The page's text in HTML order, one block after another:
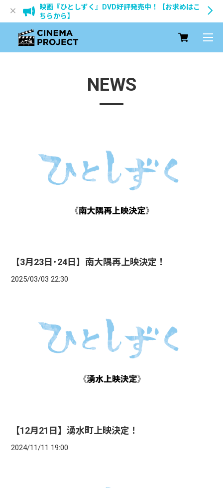
映画『ひとしずく』DVD好評発売中！【お求めはこ
ちらから】
NEWS
【3月23日･24日】南大隅再上映決定！
2025/03/03 22:30
【12月21日】湧水町上映決定！
2024/11/11 19:00